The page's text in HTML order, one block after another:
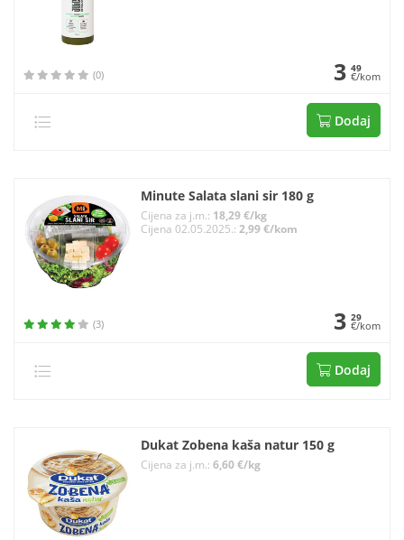
(0) 3 49
€/kom
Dodaj
Minute Salata slani sir 180 g
Cijena za j.m.: 18,29 €/kg
Cijena 02.05.2025.: 2,99 €/kom
(3) 3 29
€/kom
Dodaj
Dukat Zobena kaša natur 150 g
Cijena za j.m.: 6,60 €/kg